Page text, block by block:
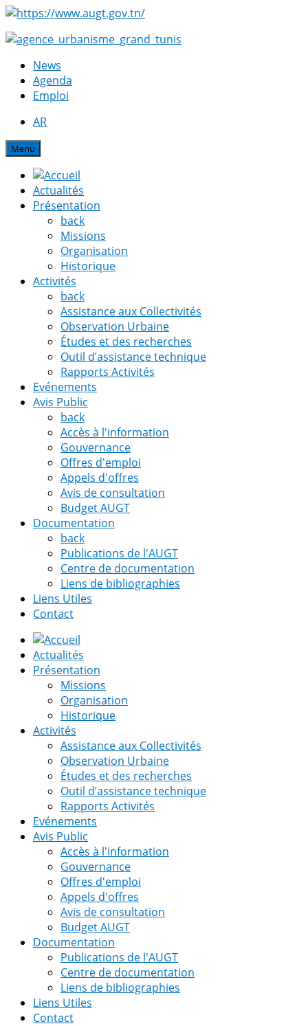
News
Agenda
Emploi
AR
Menu
Actualités
Présentation
back
Missions
Organisation
Historique
Activités
back
Assistance aux Collectivités
Observation Urbaine
Études et des recherches
Outil d’assistance technique
Rapports Activités
Evénements
Avis Public
back
Accès à l'information
Gouvernance
Offres d'emploi
Appels d'offres
Avis de consultation
Budget AUGT
Documentation
back
Publications de l'AUGT
Centre de documentation
Liens de bibliographies
Liens Utiles
Contact
Actualités
Présentation
Missions
Organisation
Historique
Activités
Assistance aux Collectivités
Observation Urbaine
Études et des recherches
Outil d’assistance technique
Rapports Activités
Evénements
Avis Public
Accès à l'information
Gouvernance
Offres d'emploi
Appels d'offres
Avis de consultation
Budget AUGT
Documentation
Publications de l'AUGT
Centre de documentation
Liens de bibliographies
Liens Utiles
Contact